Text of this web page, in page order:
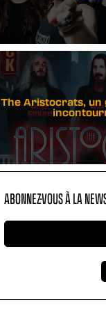
The Aristocrats, un
ABONNEZ-VOUS À LA